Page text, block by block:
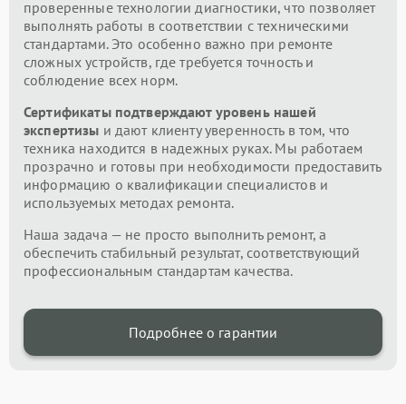
проверенные технологии диагностики, что позволяет
выполнять работы в соответствии с техническими
стандартами. Это особенно важно при ремонте
сложных устройств, где требуется точность и
соблюдение всех норм.
Сертификаты подтверждают уровень нашей
экспертизы и дают клиенту уверенность в том, что
техника находится в надежных руках. Мы работаем
прозрачно и готовы при необходимости предоставить
информацию о квалификации специалистов и
используемых методах ремонта.
Наша задача — не просто выполнить ремонт, а
обеспечить стабильный результат, соответствующий
профессиональным стандартам качества.
Подробнее о гарантии